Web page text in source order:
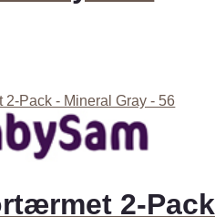
2-Pack